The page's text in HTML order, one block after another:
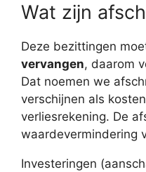
Wat zijn
Deze bezittingen
vervangen, daarom
Dat noemen we
verschijnen als
verliesrekening. De
waardevermindering
Investeringen